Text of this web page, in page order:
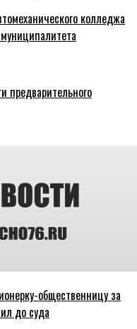
колледжа
предварительного
общественницу за
до суда